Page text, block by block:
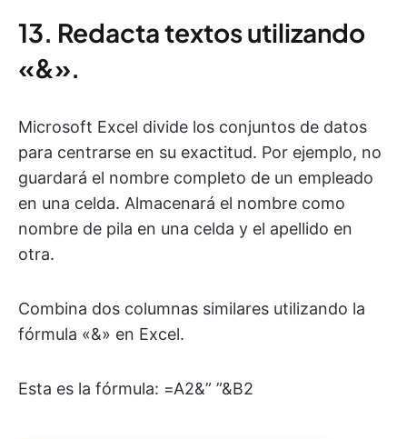
13. Redacta textos utilizando
«&».
Microsoft Excel divide los conjuntos de datos
para centrarse en su exactitud. Por ejemplo, no
guardará el nombre completo de un empleado
en una celda. Almacenará el nombre como
nombre de pila en una celda y el apellido en
otra.
Combina dos columnas similares utilizando la
fórmula «&» en Excel.
Esta es la fórmula: =A2&” ”&B2